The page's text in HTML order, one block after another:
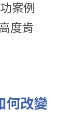
案例
度肯
何改變